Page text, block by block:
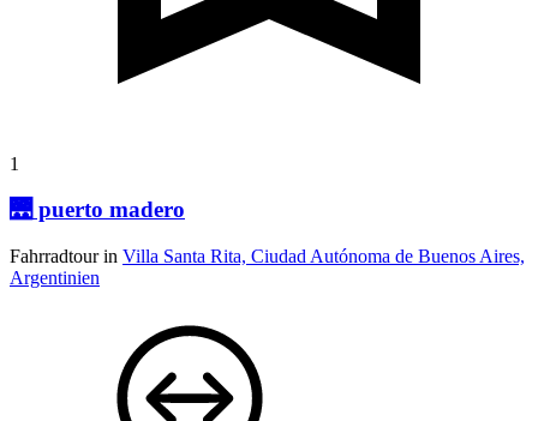
1
🌉 puerto madero
Fahrradtour in Villa Santa Rita, Ciudad Autónoma de Buenos Aires,
Argentinien